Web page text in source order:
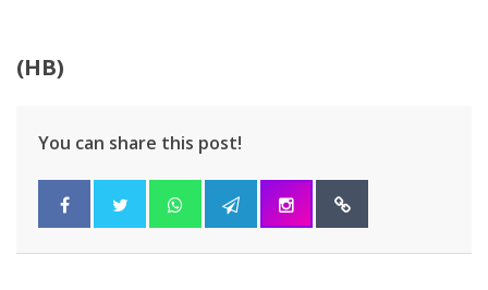
(HB)
You can share this post!